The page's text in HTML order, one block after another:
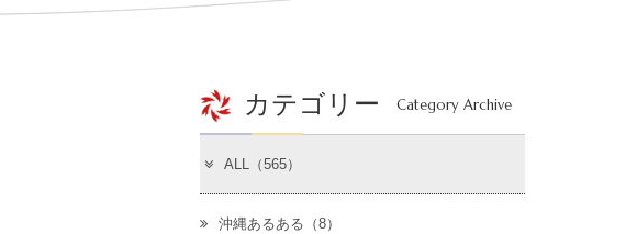
カテゴリー Category Archive
ALL（565）
沖縄あるある（8）